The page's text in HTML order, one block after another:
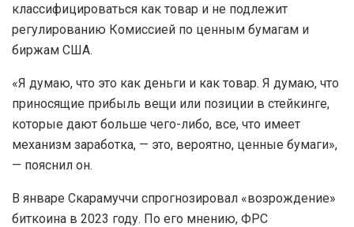
классифицироваться как товар и не подлежит
регулированию Комиссией по ценным бумагам и
биржам США.
«Я думаю, что это как деньги и как товар. Я думаю, что
приносящие прибыль вещи или позиции в стейкинге,
которые дают больше чего-либо, все, что имеет
механизм заработка, — это, вероятно, ценные бумаги»,
— пояснил он.
В январе Скарамуччи спрогнозировал «возрождение»
биткоина в 2023 году. По его мнению, ФРС